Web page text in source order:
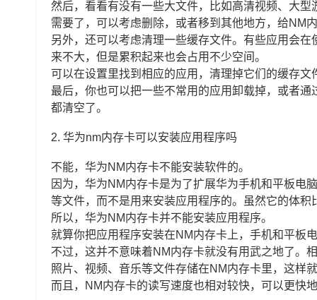
然后，看看有没有一些大文件，比如高清视频、大
需要了，可以考虑删除，或者移到其他地方，给NM
另外，还可以考虑清理一些缓存文件。有些应用会
来不大，但是累积起来也会占用不少空间。
可以在设置里找到相应的应用，清理掉它们的缓存文
最后，你也可以把一些不常用的应用卸载掉，或者
都清空了。
2. 华为nm内存卡可以安装应用程序吗
不能，华为NM内存卡不能安装软件的。
因为，华为NM内存卡是为了扩展华为手机和平板电
等文件，而不是用来安装应用程序的。虽然它的体
所以，华为NM内存卡并不能安装应用程序。
就算你把应用程序安装在NM内存卡上，手机和平板
不过，这并不意味着NM内存卡就没有用武之地了。
照片、视频、音乐等文件存储在NM内存卡里，这样
而且，NM内存卡的读写速度也相对较快，可以更快